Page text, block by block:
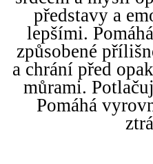
představy a
lepšími.
způsobené
a chrání před
můrami.
Pomáhá